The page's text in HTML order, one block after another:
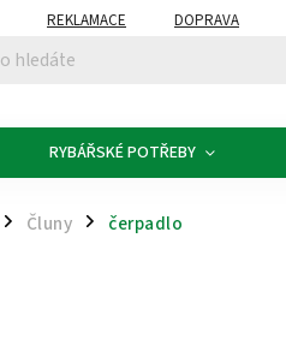
REKLAMACE DOPRAVA
RYBÁŘSKÉ POTŘEBY
/ Čluny / čerpadlo